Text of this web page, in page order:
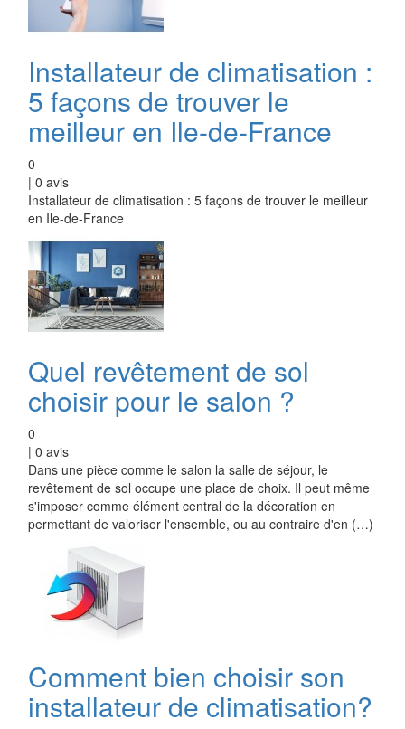
Installateur de climatisation :
5 façons de trouver le
meilleur en Ile-de-France
0
| 0 avis
Installateur de climatisation : 5 façons de trouver le meilleur
en Ile-de-France
Quel revêtement de sol
choisir pour le salon ?
0
| 0 avis
Dans une pièce comme le salon la salle de séjour, le
revêtement de sol occupe une place de choix. Il peut même
s'imposer comme élément central de la décoration en
permettant de valoriser l'ensemble, ou au contraire d'en (…)
Comment bien choisir son
installateur de climatisation?